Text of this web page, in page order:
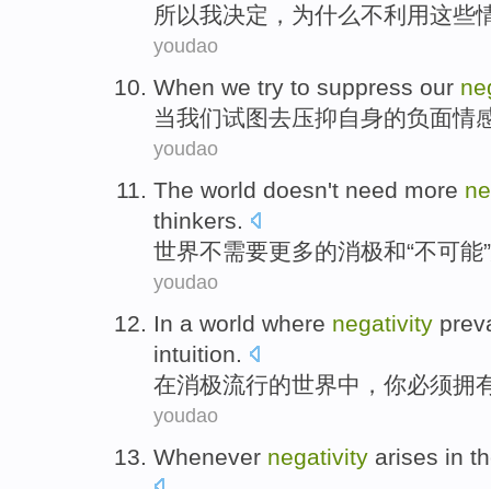
所以我决定 ， 为什么不利用这些
youdao
When we try to suppress our
当我们试图去压抑自身的负面情
youdao
The world doesn't need more
thinkers.
世界不需要更多的消极和“不可能”
youdao
In a world where negativity
intuition.
在消极流行的世界中， 你必须拥
youdao
Whenever negativity arises in